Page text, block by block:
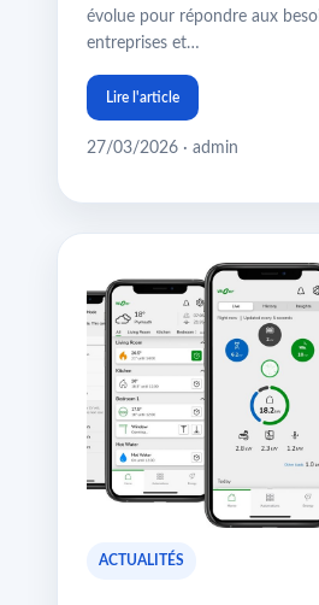
évolue pour répondre aux
entreprises et…
Lire l'article
27/03/2026 · admin
ACTUALITÉS